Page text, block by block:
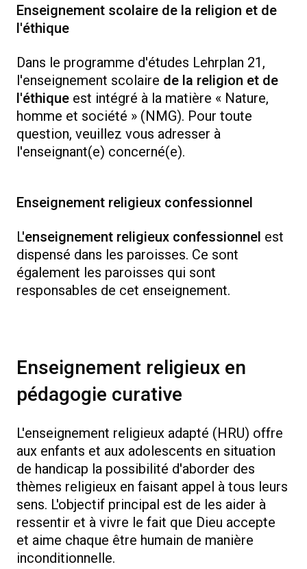
Enseignement scolaire de la religion et de
l'éthique
Dans le programme d'études Lehrplan 21,
l'enseignement scolaire de la religion et de
l'éthique est intégré à la matière « Nature,
homme et société » (NMG). Pour toute
question, veuillez vous adresser à
l'enseignant(e) concerné(e).
Enseignement religieux confessionnel
L'enseignement religieux confessionnel est
dispensé dans les paroisses. Ce sont
également les paroisses qui sont
responsables de cet enseignement.
Enseignement religieux en
pédagogie curative
L'enseignement religieux adapté (HRU) offre
aux enfants et aux adolescents en situation
de handicap la possibilité d'aborder des
thèmes religieux en faisant appel à tous leurs
sens. L'objectif principal est de les aider à
ressentir et à vivre le fait que Dieu accepte
et aime chaque être humain de manière
inconditionnelle.